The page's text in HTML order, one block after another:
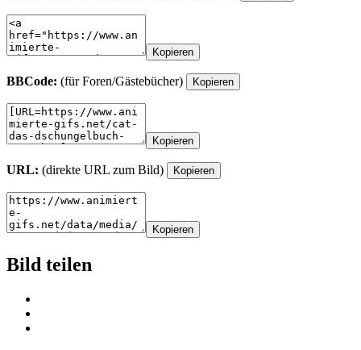
Kopieren
BBCode: (für Foren/Gästebücher) Kopieren
Kopieren
URL: (direkte URL zum Bild) Kopieren
Kopieren
Bild teilen